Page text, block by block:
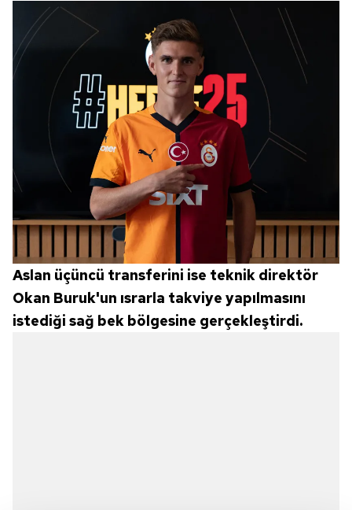
Aslan üçüncü transferini ise teknik direktör
Okan Buruk'un ısrarla takviye yapılmasını
istediği sağ bek bölgesine gerçekleştirdi.